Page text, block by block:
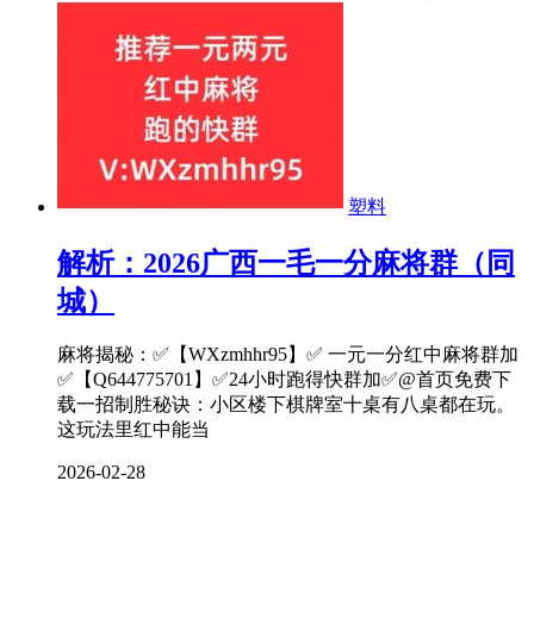
塑料
解析：2026广西一毛一分麻将群（同
城）
麻将揭秘：✅【WXzmhhr95】✅ 一元一分红中麻将群加
✅【Q644775701】✅24小时跑得快群加✅@首页免费下
载一招制胜秘诀：小区楼下棋牌室十桌有八桌都在玩。
这玩法里红中能当
2026-02-28